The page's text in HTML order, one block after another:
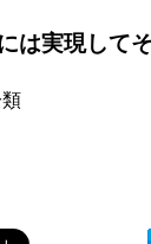
は実現して